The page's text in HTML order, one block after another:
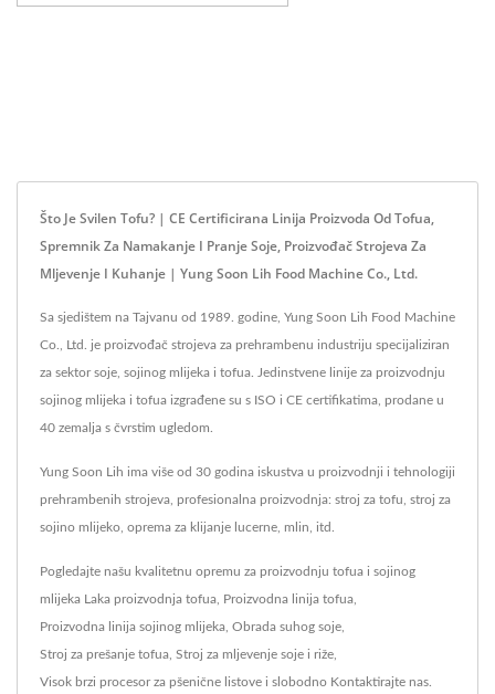
Što Je Svilen Tofu? | CE Certificirana Linija Proizvoda Od Tofua,
Spremnik Za Namakanje I Pranje Soje, Proizvođač Strojeva Za
Mljevenje I Kuhanje | Yung Soon Lih Food Machine Co., Ltd.
Sa sjedištem na Tajvanu od 1989. godine, Yung Soon Lih Food Machine
Co., Ltd. je proizvođač strojeva za prehrambenu industriju specijaliziran
za sektor soje, sojinog mlijeka i tofua. Jedinstvene linije za proizvodnju
sojinog mlijeka i tofua izgrađene su s ISO i CE certifikatima, prodane u
40 zemalja s čvrstim ugledom.
Yung Soon Lih ima više od 30 godina iskustva u proizvodnji i tehnologiji
prehrambenih strojeva, profesionalna proizvodnja: stroj za tofu, stroj za
sojino mlijeko, oprema za klijanje lucerne, mlin, itd.
Pogledajte našu kvalitetnu opremu za proizvodnju tofua i sojinog
mlijeka Laka proizvodnja tofua, Proizvodna linija tofua,
Proizvodna linija sojinog mlijeka, Obrada suhog soje,
Stroj za prešanje tofua, Stroj za mljevenje soje i riže,
Visok brzi procesor za pšenične listove i slobodno Kontaktirajte nas.